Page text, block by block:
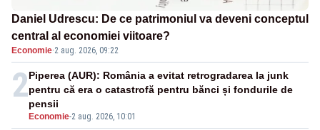
Daniel Udrescu: De ce patrimoniul va deveni conceptul
central al economiei viitoare?
Economie·2 aug. 2026, 09:22
2
Economie-2 aug. 2026, 10:01
Piperea (AUR): România a evitat retrogradarea la junk
pentru că era o catastrofă pentru bănci și fondurile de
pensii